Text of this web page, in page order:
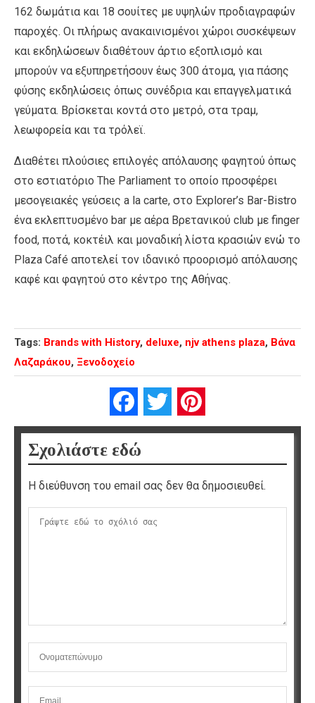
162 δωμάτια και 18 σουίτες με υψηλών προδιαγραφών
παροχές. Οι πλήρως ανακαινισμένοι χώροι συσκέψεων
και εκδηλώσεων διαθέτουν άρτιο εξοπλισμό και
μπορούν να εξυπηρετήσουν έως 300 άτομα, για πάσης
φύσης εκδηλώσεις όπως συνέδρια και επαγγελματικά
γεύματα. Βρίσκεται κοντά στο μετρό, στα τραμ,
λεωφορεία και τα τρόλεϊ.
Διαθέτει πλούσιες επιλογές απόλαυσης φαγητού όπως
στο εστιατόριο The Parliament το οποίο προσφέρει
μεσογειακές γεύσεις a la carte, στο Explorer’s Bar-Bistro
ένα εκλεπτυσμένο bar με αέρα Βρετανικού club με finger
food, ποτά, κοκτέιλ και μοναδική λίστα κρασιών ενώ το
Plaza Café αποτελεί τον ιδανικό προορισμό απόλαυσης
καφέ και φαγητού στο κέντρο της Αθήνας.
Tags: Brands with History, deluxe, njv athens plaza, Βάνα
Λαζαράκου, Ξενοδοχείο
FacebookTwitter
Σχολιάστε εδώ
Η διεύθυνση του email σας δεν θα δημοσιευθεί.